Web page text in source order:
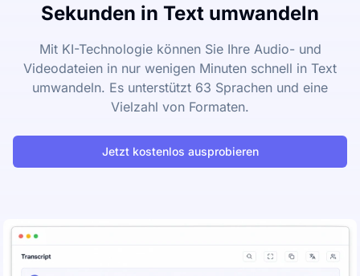
Sekunden in Text umwandeln
Mit KI-Technologie können Sie Ihre Audio- und
Videodateien in nur wenigen Minuten schnell in Text
umwandeln. Es unterstützt 63 Sprachen und eine
Vielzahl von Formaten.
Jetzt kostenlos ausprobieren